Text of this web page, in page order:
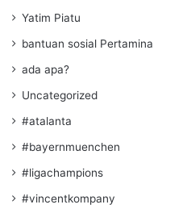
Yatim Piatu
bantuan sosial Pertamina
ada apa?
Uncategorized
#atalanta
#bayernmuenchen
#ligachampions
#vincentkompany